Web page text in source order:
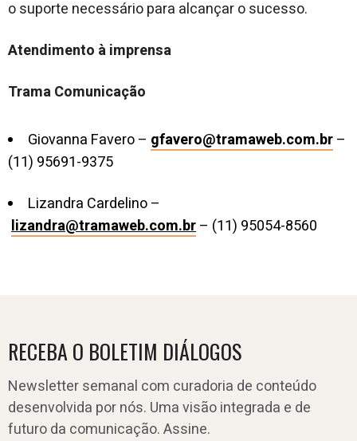
o suporte necessário para alcançar o sucesso.
Atendimento à imprensa
Trama Comunicação
Giovanna Favero – gfavero@tramaweb.com.br–
(11) 95691-9375
Lizandra Cardelino –
lizandra@tramaweb.com.br– (11) 95054-8560
RECEBA O BOLETIM DIÁLOGOS
Newsletter semanal com curadoria de conteúdo
desenvolvida por nós. Uma visão integrada e de
futuro da comunicação. Assine.